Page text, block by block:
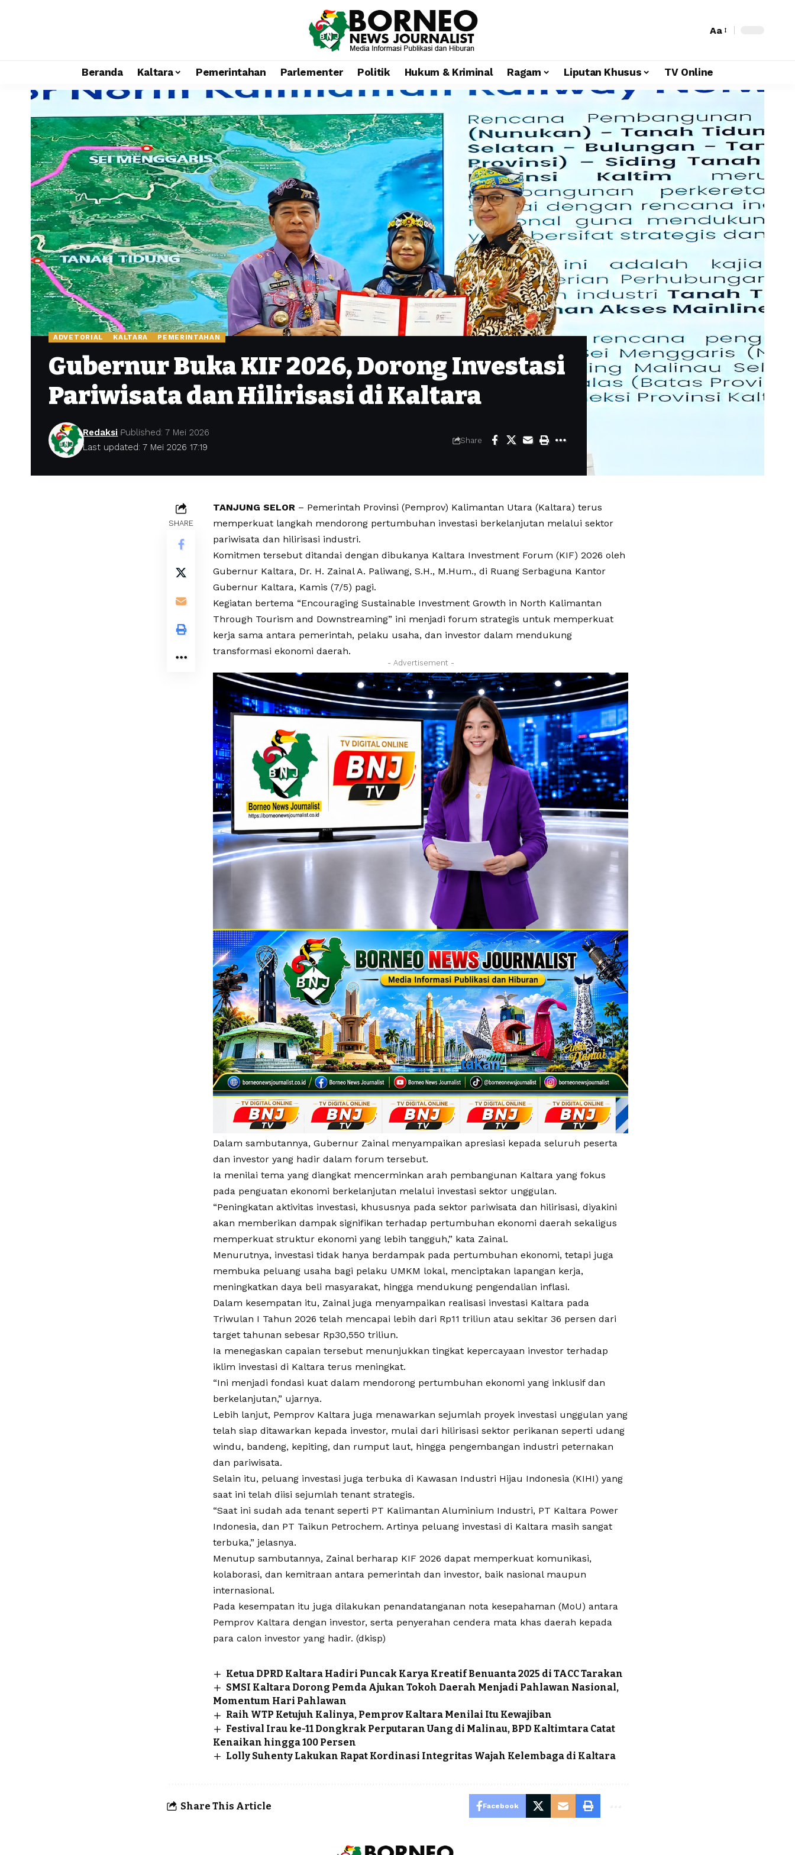
Aa
Beranda Kaltara Pemerintahan Parlementer Politik Hukum & Kriminal Ragam Liputan Khusus TV Online
ADVETORIAL KALTARA PEMERINTAHAN
Gubernur Buka KIF 2026, Dorong Investasi
Pariwisata dan Hilirisasi di Kaltara
Last updated: 7 Mei 2026 17:19
Redaksi Published: 7 Mei 2026
Share
SHARE
TANJUNG SELOR – Pemerintah Provinsi (Pemprov) Kalimantan Utara (Kaltara) terus
memperkuat langkah mendorong pertumbuhan investasi berkelanjutan melalui sektor
pariwisata dan hilirisasi industri.
Komitmen tersebut ditandai dengan dibukanya Kaltara Investment Forum (KIF) 2026 oleh
Gubernur Kaltara, Dr. H. Zainal A. Paliwang, S.H., M.Hum., di Ruang Serbaguna Kantor
Gubernur Kaltara, Kamis (7/5) pagi.
Kegiatan bertema “Encouraging Sustainable Investment Growth in North Kalimantan
Through Tourism and Downstreaming” ini menjadi forum strategis untuk memperkuat
kerja sama antara pemerintah, pelaku usaha, dan investor dalam mendukung
transformasi ekonomi daerah.
- Advertisement -
Dalam sambutannya, Gubernur Zainal menyampaikan apresiasi kepada seluruh peserta
dan investor yang hadir dalam forum tersebut.
Ia menilai tema yang diangkat mencerminkan arah pembangunan Kaltara yang fokus
pada penguatan ekonomi berkelanjutan melalui investasi sektor unggulan.
“Peningkatan aktivitas investasi, khususnya pada sektor pariwisata dan hilirisasi, diyakini
akan memberikan dampak signifikan terhadap pertumbuhan ekonomi daerah sekaligus
memperkuat struktur ekonomi yang lebih tangguh,” kata Zainal.
Menurutnya, investasi tidak hanya berdampak pada pertumbuhan ekonomi, tetapi juga
membuka peluang usaha bagi pelaku UMKM lokal, menciptakan lapangan kerja,
meningkatkan daya beli masyarakat, hingga mendukung pengendalian inflasi.
Dalam kesempatan itu, Zainal juga menyampaikan realisasi investasi Kaltara pada
Triwulan I Tahun 2026 telah mencapai lebih dari Rp11 triliun atau sekitar 36 persen dari
target tahunan sebesar Rp30,550 triliun.
Ia menegaskan capaian tersebut menunjukkan tingkat kepercayaan investor terhadap
iklim investasi di Kaltara terus meningkat.
“Ini menjadi fondasi kuat dalam mendorong pertumbuhan ekonomi yang inklusif dan
berkelanjutan,” ujarnya.
Lebih lanjut, Pemprov Kaltara juga menawarkan sejumlah proyek investasi unggulan yang
telah siap ditawarkan kepada investor, mulai dari hilirisasi sektor perikanan seperti udang
windu, bandeng, kepiting, dan rumput laut, hingga pengembangan industri peternakan
dan pariwisata.
Selain itu, peluang investasi juga terbuka di Kawasan Industri Hijau Indonesia (KIHI) yang
saat ini telah diisi sejumlah tenant strategis.
“Saat ini sudah ada tenant seperti PT Kalimantan Aluminium Industri, PT Kaltara Power
Indonesia, dan PT Taikun Petrochem. Artinya peluang investasi di Kaltara masih sangat
terbuka,” jelasnya.
Menutup sambutannya, Zainal berharap KIF 2026 dapat memperkuat komunikasi,
kolaborasi, dan kemitraan antara pemerintah dan investor, baik nasional maupun
internasional.
Pada kesempatan itu juga dilakukan penandatanganan nota kesepahaman (MoU) antara
Pemprov Kaltara dengan investor, serta penyerahan cendera mata khas daerah kepada
para calon investor yang hadir. (dkisp)
Ketua DPRD Kaltara Hadiri Puncak Karya Kreatif Benuanta 2025 di TACC Tarakan
SMSI Kaltara Dorong Pemda Ajukan Tokoh Daerah Menjadi Pahlawan Nasional,
Momentum Hari Pahlawan
Raih WTP Ketujuh Kalinya, Pemprov Kaltara Menilai Itu Kewajiban
Festival Irau ke-11 Dongkrak Perputaran Uang di Malinau, BPD Kaltimtara Catat
Kenaikan hingga 100 Persen
Lolly Suhenty Lakukan Rapat Kordinasi Integritas Wajah Kelembaga di Kaltara
Share This Article Facebook